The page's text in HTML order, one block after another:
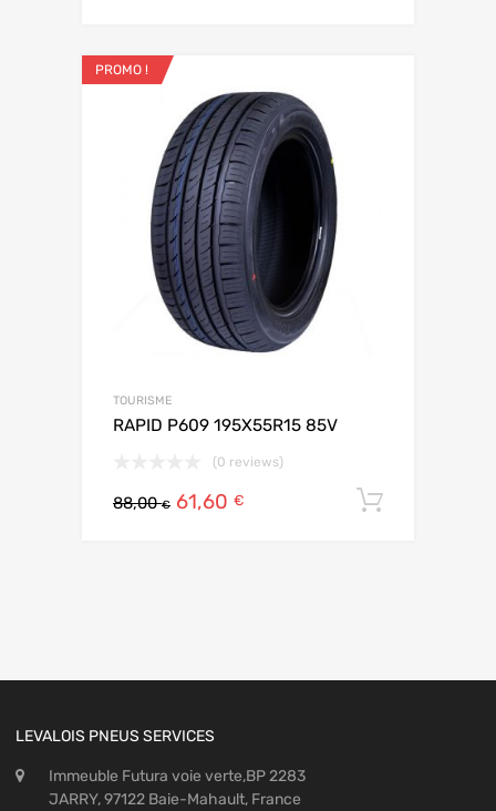
PROMO !
TOURISME
RAPID P609 195X55R15 85V
(0 reviews)
88,00€ 61,60 €
LEVALOIS PNEUS SERVICES
Immeuble Futura voie verte,BP 2283
JARRY, 97122 Baie-Mahault, France